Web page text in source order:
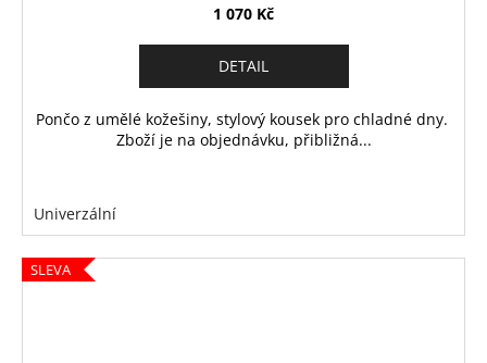
1 070 Kč
DETAIL
Pončo z umělé kožešiny, stylový kousek pro chladné dny.
Zboží je na objednávku, přibližná...
Univerzální
SLEVA